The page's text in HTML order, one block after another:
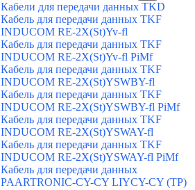
Кабели для передачи данных TKD
Кабель для передачи данных TKF
INDUCOM RE-2X(St)Yv-fl
Кабель для передачи данных TKF
INDUCOM RE-2X(St)Yv-fl PiMf
Кабель для передачи данных TKF
INDUCOM RE-2X(St)YSWBY-fl
Кабель для передачи данных TKF
INDUCOM RE-2X(St)YSWBY-fl PiMf
Кабель для передачи данных TKF
INDUCOM RE-2X(St)YSWAY-fl
Кабель для передачи данных TKF
INDUCOM RE-2X(St)YSWAY-fl PiMf
Кабель для передачи данных
PAARTRONIC-CY-CY LIYCY-CY (TP)